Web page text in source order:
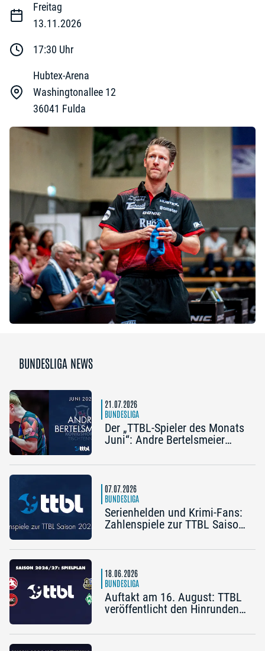
Freitag
13.11.2026
17:30 Uhr
Hubtex-Arena
Washingtonallee 12
36041 Fulda
BUNDESLIGA NEWS
21.07.2026
BUNDESLIGA
Der „TTBL-Spieler des Monats
Juni“: Andre Bertelsmeier
07.07.2026
BUNDESLIGA
Serienhelden und Krimi-Fans:
Zahlenspiele zur TTBL Saison
18.06.2026
BUNDESLIGA
Auftakt am 16. August: TTBL
veröffentlicht den Hinrunden-